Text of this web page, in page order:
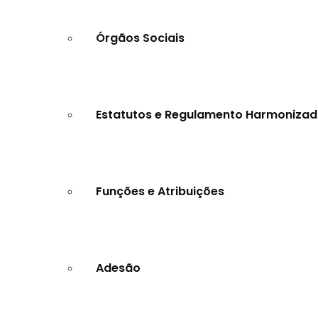
Órgãos Sociais
Estatutos e Regulamento
Funções e Atribuições
Adesão